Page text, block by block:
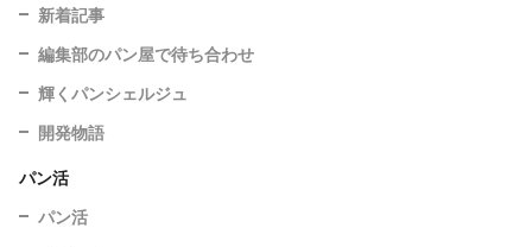
新着記事
編集部のパン屋で待ち合わせ
輝くパンシェルジュ
開発物語
パン活
パン活